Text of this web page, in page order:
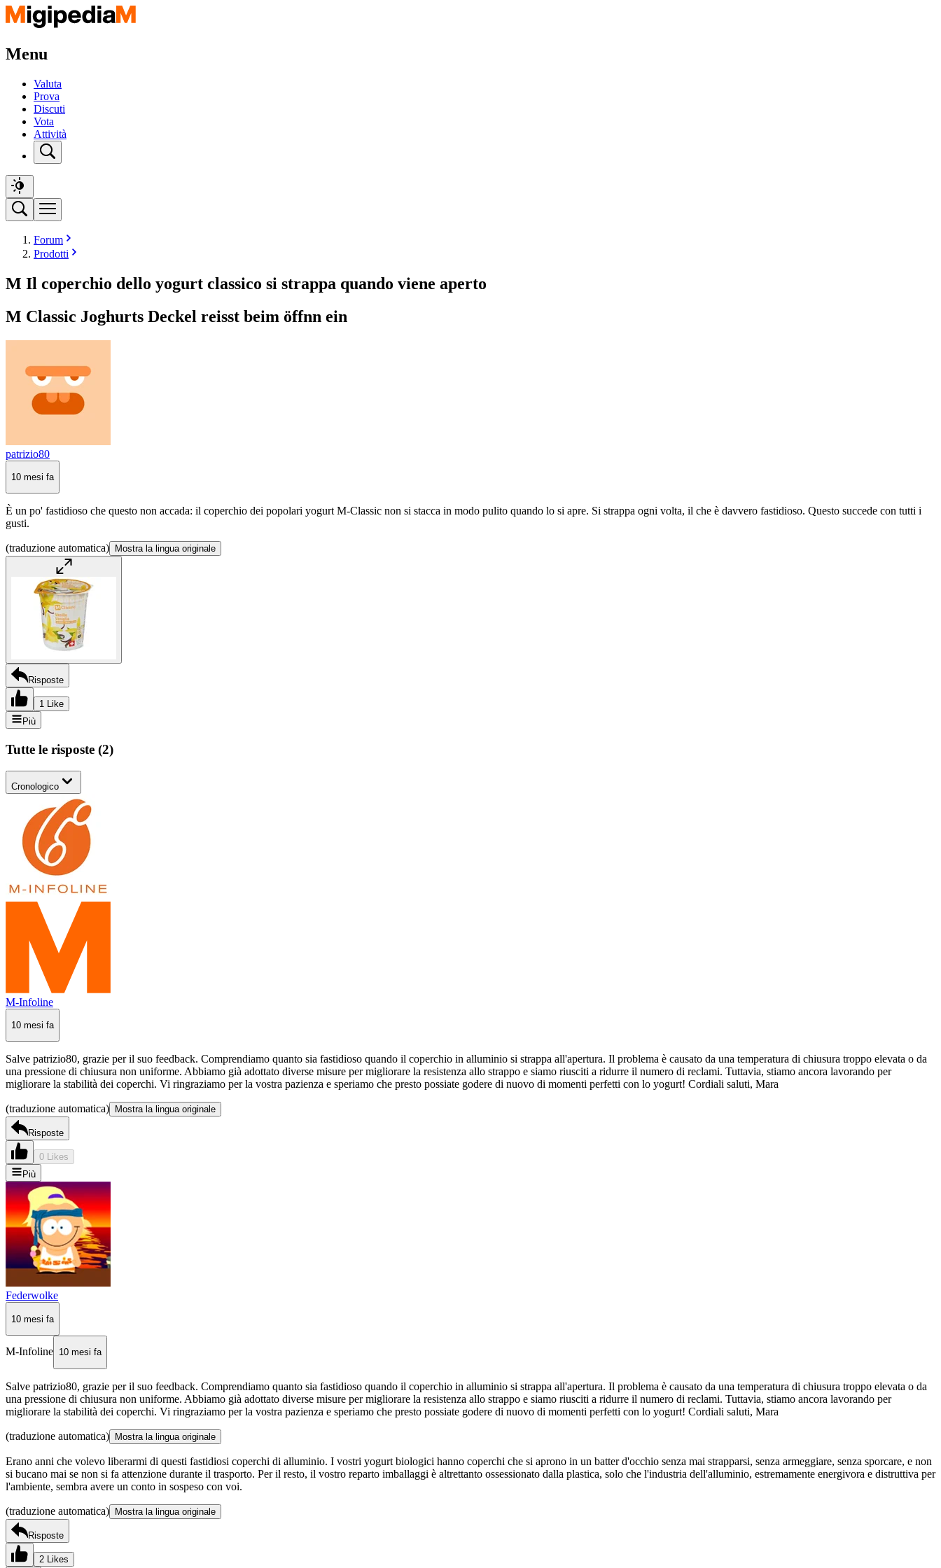
Menu
Valuta
Prova
Discuti
Vota
Attività
Forum
Prodotti
M Il coperchio dello yogurt classico si strappa quando viene aperto
M Classic Joghurts Deckel reisst beim öffnn ein
patrizio80
10 mesi fa
È un po' fastidioso che questo non accada: il coperchio dei popolari yogurt M-Classic non si stacca in modo pulito quando lo si apre. Si strappa ogni volta, il che è davvero fastidioso. Questo succede con tutti i
gusti.
(traduzione automatica) Mostra la lingua originale
Risposte
1 Like
Più
Tutte le risposte (2)
Cronologico
M-Infoline
10 mesi fa
Salve patrizio80, grazie per il suo feedback. Comprendiamo quanto sia fastidioso quando il coperchio in alluminio si strappa all'apertura. Il problema è causato da una temperatura di chiusura troppo elevata o da
una pressione di chiusura non uniforme. Abbiamo già adottato diverse misure per migliorare la resistenza allo strappo e siamo riusciti a ridurre il numero di reclami. Tuttavia, stiamo ancora lavorando per
migliorare la stabilità dei coperchi. Vi ringraziamo per la vostra pazienza e speriamo che presto possiate godere di nuovo di momenti perfetti con lo yogurt! Cordiali saluti, Mara
(traduzione automatica) Mostra la lingua originale
Risposte
0 Likes
Più
Federwolke
10 mesi fa
M-Infoline 10 mesi fa
Salve patrizio80, grazie per il suo feedback. Comprendiamo quanto sia fastidioso quando il coperchio in alluminio si strappa all'apertura. Il problema è causato da una temperatura di chiusura troppo elevata o da
una pressione di chiusura non uniforme. Abbiamo già adottato diverse misure per migliorare la resistenza allo strappo e siamo riusciti a ridurre il numero di reclami. Tuttavia, stiamo ancora lavorando per
migliorare la stabilità dei coperchi. Vi ringraziamo per la vostra pazienza e speriamo che presto possiate godere di nuovo di momenti perfetti con lo yogurt! Cordiali saluti, Mara
(traduzione automatica) Mostra la lingua originale
Erano anni che volevo liberarmi di questi fastidiosi coperchi di alluminio. I vostri yogurt biologici hanno coperchi che si aprono in un batter d'occhio senza mai strapparsi, senza armeggiare, senza sporcare, e non
si bucano mai se non si fa attenzione durante il trasporto. Per il resto, il vostro reparto imballaggi è altrettanto ossessionato dalla plastica, solo che l'industria dell'alluminio, estremamente energivora e distruttiva per
l'ambiente, sembra avere un conto in sospeso con voi.
(traduzione automatica) Mostra la lingua originale
Risposte
2 Likes